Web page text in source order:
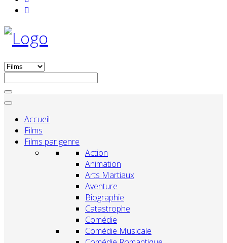
Accueil
Films
Films par genre
Action
Animation
Arts Martiaux
Aventure
Biographie
Catastrophe
Comédie
Comédie Musicale